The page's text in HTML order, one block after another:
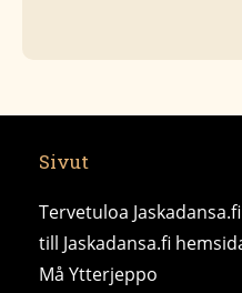
Sivut
Tervetuloa
till Jaskadansa.fi
Må Ytterjeppo